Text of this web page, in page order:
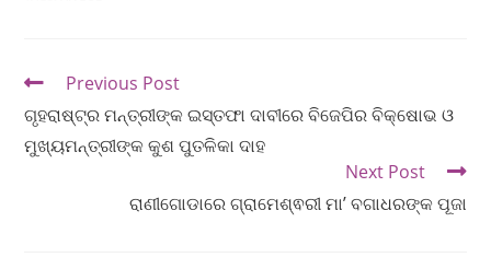
Previous Post
ଗୃହରାଷ୍ଟ୍ର ମନ୍ତ୍ରୀଙ୍କ ଇସ୍ତଫା ଦାବୀରେ ବିଜେପିର ବିକ୍ଷୋଭ ଓ
ମୁଖ୍ୟମନ୍ତ୍ରୀଙ୍କ କୁଶ ପୁତଳିକା ଦାହ
Next Post
ରାଣୀଗୋଡାରେ ଗ୍ରାମେଶ୍ଵରୀ ମା’ ବଗାଧରଙ୍କ ପୂଜା